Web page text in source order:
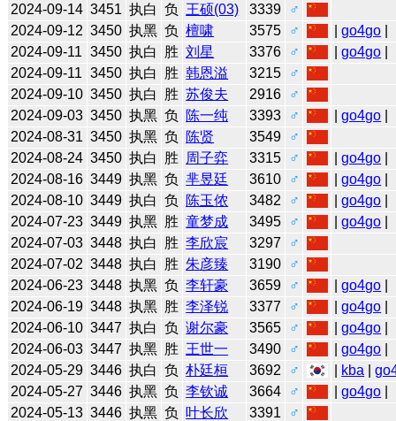
2024-09-14 3451 执白 负 王硕(03) 3339
♂
2024-09-12 3450 执黑 负 檀啸 3575 ♂ |go4go
2024-09-11 3450 执白 胜 刘星 3376 ♂ |go4go
2024-09-11 3450 执白 胜 韩恩溢 3215
♂
2024-09-10 3450 执白 胜 苏俊夫 2916
♂
2024-09-03 3450 执黑 负 陈一纯 3393 ♂ |go4go
2024-08-31 3450 执黑 负 陈贤 3549
♂
2024-08-24 3450 执白 胜 周子弈 3315 ♂ |go4go
2024-08-16 3449 执黑 负 芈昱廷 3610 ♂ |go4go
2024-08-10 3449 执白 负 陈玉侬 3482 ♂ |go4go
2024-07-23 3449 执黑 胜 童梦成 3495 ♂ |go4go
2024-07-03 3448 执白 胜 李欣宸 3297
♂
2024-07-02 3448 执白 胜 朱彦臻 3190
♂
2024-06-23 3448 执黑 负 李轩豪 3659 ♂ |go4go
2024-06-19 3448 执黑 胜 李泽锐 3377 ♂ |go4go
2024-06-10 3447 执白 负 谢尔豪 3565 ♂ |go4go
2024-06-03 3447 执黑 胜 王世一 3490 ♂ |go4go
2024-05-29 3446 执白 负 朴廷桓 3692 ♂ kba |
2024-05-27 3446 执黑 负 李钦诚 3664 ♂ |go4go
2024-05-13 3446 执黑 负 叶长欣 3391
♂